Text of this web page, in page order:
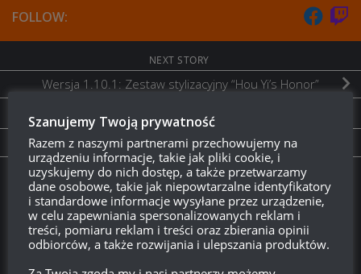
FOLLOW:
NEXT STORY
Wersja 1.10.1: Zestaw stylizacyjny “Hou Yi’s Honor”
PREVIOUS STORY
Test publiczny aktualizacji 1.10.1 przybywa!
Twitch.tv - Zurugula
Szanujemy Twoją prywatność
Razem z naszymi partnerami przechowujemy na
urządzeniu informacje, takie jak pliki cookie, i
uzyskujemy do nich dostęp, a także przetwarzamy
dane osobowe, takie jak niepowtarzalne identyfikatory
i standardowe informacje wysyłane przez urządzenie,
w celu zapewniania spersonalizowanych reklam i
treści, pomiaru reklam i treści oraz zbierania opinii
odbiorców, a także rozwijania i ulepszania produktów.